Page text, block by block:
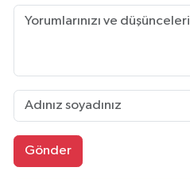
Gönder